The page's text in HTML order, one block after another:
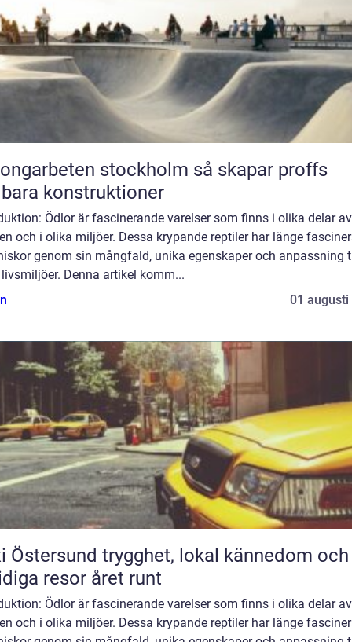
stockholm så skapar proffs
konstruktioner
Ödlor är fascinerande varelser som finns i olika delar av
och i olika miljöer. Dessa krypande reptiler har länge
genom sin mångfald, unika egenskaper och anpassning
Denna artikel komm...
01 augusti
trygghet, lokal kännedom och
resor året runt
Ödlor är fascinerande varelser som finns i olika delar av
och i olika miljöer. Dessa krypande reptiler har länge